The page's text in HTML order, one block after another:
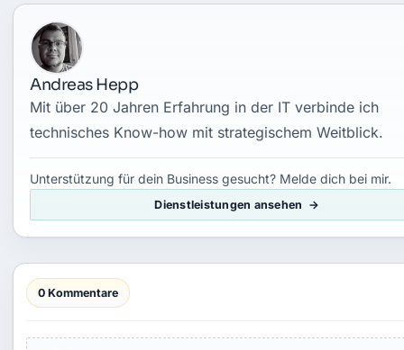
Andreas Hepp
Mit über 20 Jahren Erfahrung in der IT verbinde ich
technisches Know-how mit strategischem Weitblick.
Unterstützung für dein Business gesucht? Melde dich bei mir.
Dienstleistungen ansehen
0 Kommentare